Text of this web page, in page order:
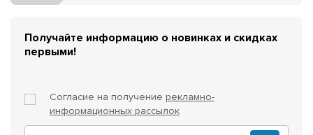
Получайте информацию о новинках и скидках
первыми!
Согласие на получение рекламно-
информационных рассылок